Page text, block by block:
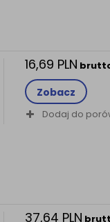
16,69 PLN
Zobacz
Dodaj do
37,64 PLN